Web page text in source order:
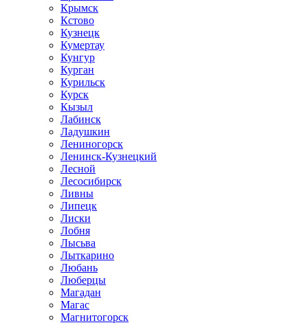
Крымск
Кстово
Кузнецк
Кумертау
Кунгур
Курган
Курильск
Курск
Кызыл
Лабинск
Ладушкин
Лениногорск
Ленинск-Кузнецкий
Лесной
Лесосибирск
Ливны
Липецк
Лиски
Лобня
Лысьва
Лыткарино
Любань
Люберцы
Магадан
Магас
Магнитогорск